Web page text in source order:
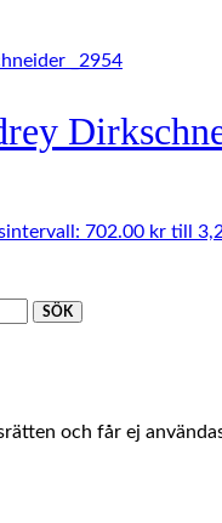
702.00 kr till
SÖK
och får ej